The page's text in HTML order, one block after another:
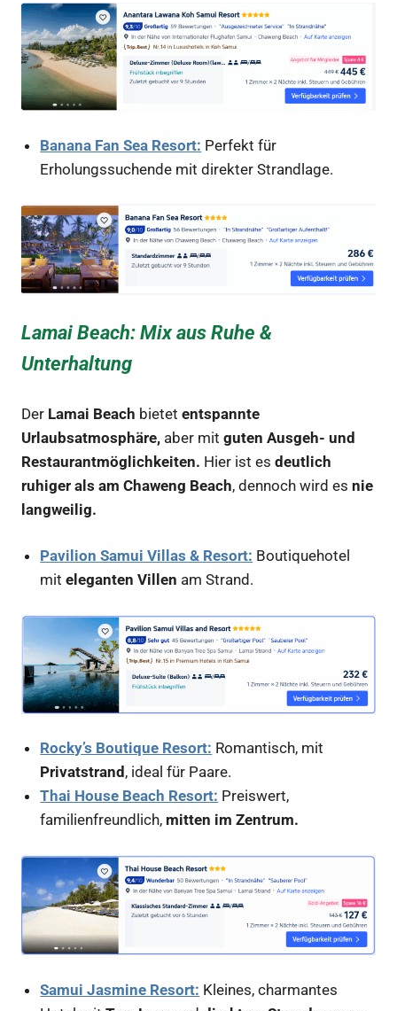
Banana Fan Sea Resort: Perfekt für
Erholungssuchende mit direkter Strandlage.
Lamai Beach: Mix aus Ruhe &
Unterhaltung
Der Lamai Beach bietet entspannte
Urlaubsatmosphäre, aber mit guten Ausgeh- und
Restaurantmöglichkeiten. Hier ist es deutlich
ruhiger als am Chaweng Beach, dennoch wird es nie
langweilig.
Pavilion Samui Villas & Resort: Boutiquehotel
miteleganten Villen am Strand.
Rocky’s Boutique Resort: Romantisch, mit
Privatstrand , ideal für Paare.
Thai House Beach Resort: Preiswert,
familienfreundlich, mitten im Zentrum.
Samui Jasmine Resort: Kleines, charmantes